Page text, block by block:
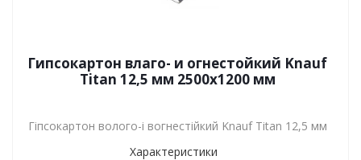
Гипсокартон влаго- и огнестойкий Knauf
Titan 12,5 мм 2500х1200 мм
Гіпсокартон волого-і вогнестійкий Knauf Titan 12,5 мм
Характеристики